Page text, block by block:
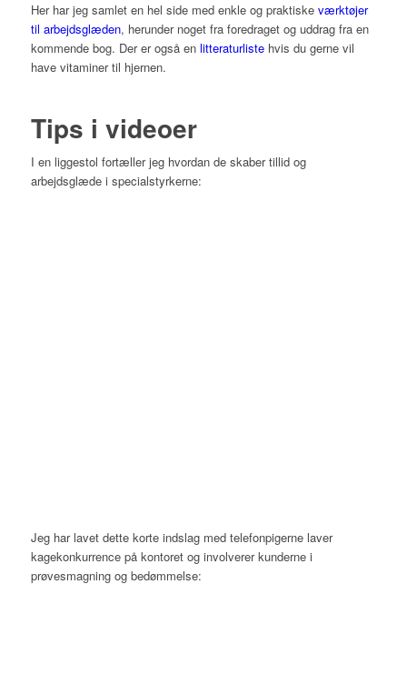
Her har jeg samlet en hel side med enkle og praktiske værktøjer
til arbejdsglæden, herunder noget fra foredraget og uddrag fra en
kommende bog. Der er også en litteraturlistehvis du gerne vil
have vitaminer til hjernen.
Tips i videoer
I en liggestol fortæller jeg hvordan de skaber tillid og
arbejdsglæde i specialstyrkerne:
Jeg har lavet dette korte indslag med telefonpigerne laver
kagekonkurrence på kontoret og involverer kunderne i
prøvesmagning og bedømmelse: